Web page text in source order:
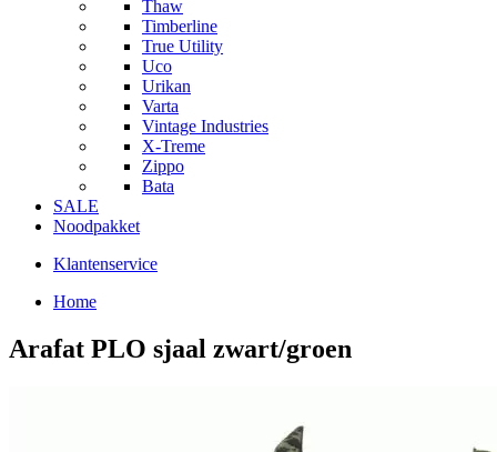
Thaw
Timberline
True Utility
Uco
Urikan
Varta
Vintage Industries
X-Treme
Zippo
Bata
SALE
Noodpakket
Klantenservice
Home
Arafat PLO sjaal zwart/groen